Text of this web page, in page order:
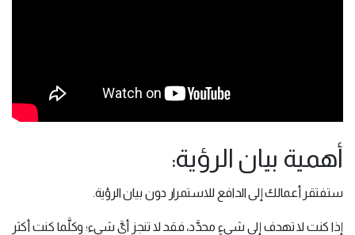
أهمية بيان الرؤية:
ستفتقر أعمالك إلى الدافع للاستمرار دون بيان الرؤية.
إذا كنت لا تهدف إلى شيءٍ محدَّد، فقد لا تنجز أيَّ شيء؛ وكلَّما كنت أكثر